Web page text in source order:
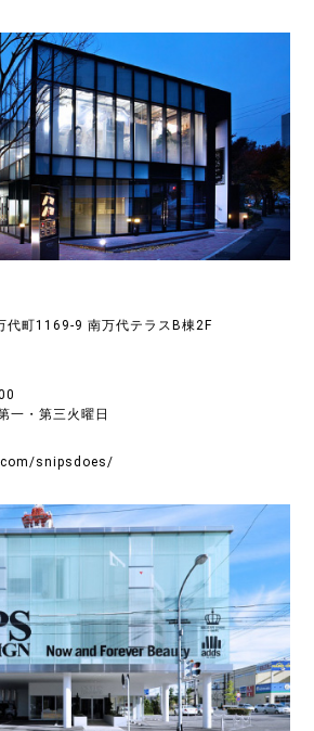
代町1169-9 南万代テラスB棟2F
一・第三火曜日
snipsdoes/